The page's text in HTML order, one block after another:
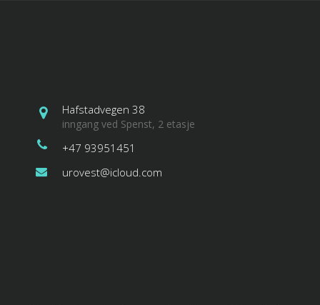
Hafstadvegen 38
inngang ved Spenst, 2 etasje
+47 93951451
urovest@icloud.com